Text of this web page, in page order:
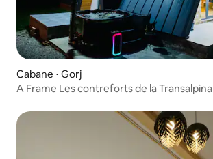
Cabane ⋅ Gorj
A Frame Les contreforts de la Transalpina